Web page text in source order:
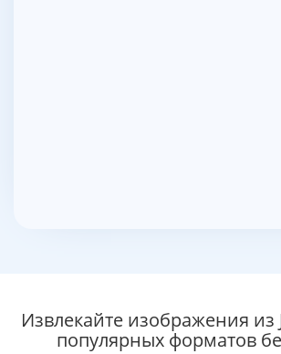
Извлекайте изображения из
популярных форматов